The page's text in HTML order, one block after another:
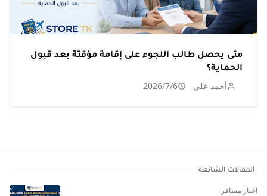
متى يحصل طالب اللجوء على إقامة مؤقتة بعد قبول
الحماية؟
أحمد علي 2026/7/6
المقالات الشائعة
اخبار مسافر